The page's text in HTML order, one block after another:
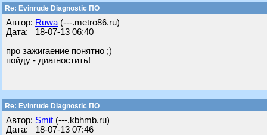
Re: Evinrude Diagnostic ПО
Автор: Ruwa (---.metro86.ru)
Дата: 18-07-13 06:40
про зажигаение понятно ;)
пойду - диагностить!
Re: Evinrude Diagnostic ПО
Автор: Smit (---.kbhmb.ru)
Дата: 18-07-13 07:46